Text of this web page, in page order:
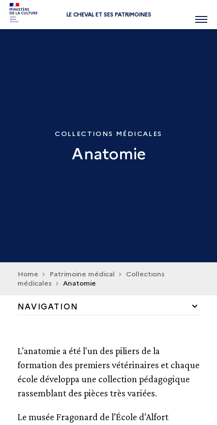
LE CHEVAL ET SES PATRIMOINES Menu
COLLECTIONS MÉDICALES
Anatomie
Home Patrimoine médical
Collections
médicales
Anatomie
NAVIGATION
OUTILS
COLLECTIONS MÉDICALES
ANATOMIE
PATHOLOGIE
L’anatomie a été l'un des piliers de la
formation des premiers vétérinaires et chaque
école développa une collection pédagogique
rassemblant des pièces très variées.
Le musée Fragonard de l’École d’Alfort